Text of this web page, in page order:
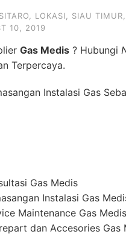
LOKASI SIAU TIMUR
10, 2019
Gas Medis ? Hubungi
Terpercaya.
Instalasi Gas
Gas Medis
Instalasi Gas
Maintenance Gas Medis
dan Accesories Gas